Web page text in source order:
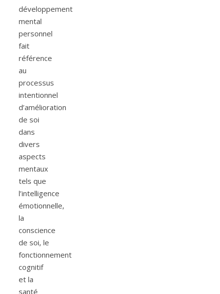
développement
mental
personnel
fait
référence
au
processus
intentionnel
d’amélioration
de soi
dans
divers
aspects
mentaux
tels que
l’intelligence
émotionnelle,
la
conscience
de soi, le
fonctionnement
cognitif
et la
santé